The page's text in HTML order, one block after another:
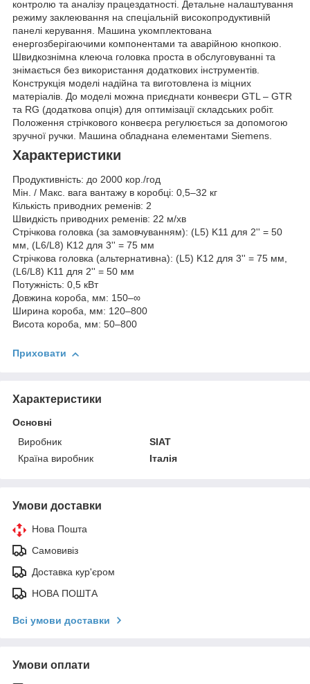
контролю та аналізу працездатності. Детальне налаштування
режиму заклеювання на спеціальній високопродуктивній
панелі керування. Машина укомплектована
енергозберігаючими компонентами та аварійною кнопкою.
Швидкознімна клеюча головка проста в обслуговуванні та
знімається без використання додаткових інструментів.
Конструкція моделі надійна та виготовлена із міцних
матеріалів. До моделі можна приєднати конвеєри GTL – GTR
та RG (додаткова опція) для оптимізації складських робіт.
Положення стрічкового конвеєра регулюється за допомогою
зручної ручки. Машина обладнана елементами Siemens.
Характеристики
Продуктивність: до 2000 кор./год
Мін. / Макс. вага вантажу в коробці: 0,5–32 кг
Кількість приводних ременів: 2
Швидкість приводних ременів: 22 м/хв
Стрічкова головка (за замовчуванням): (L5) K11 для 2'' = 50
мм, (L6/L8) K12 для 3'' = 75 мм
Стрічкова головка (альтернативна): (L5) K12 для 3'' = 75 мм,
(L6/L8) K11 для 2'' = 50 мм
Потужність: 0,5 кВт
Довжина короба, мм: 150–∞
Ширина короба, мм: 120–800
Висота короба, мм: 50–800
Приховати
Характеристики
Основні
Виробник
SIAT
Країна виробник
Італія
Умови доставки
Нова Пошта
Самовивіз
Доставка кур'єром
НОВА ПОШТА
Всі умови доставки
Умови оплати